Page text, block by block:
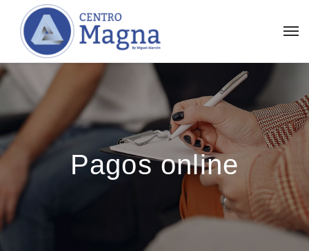
Pagos online